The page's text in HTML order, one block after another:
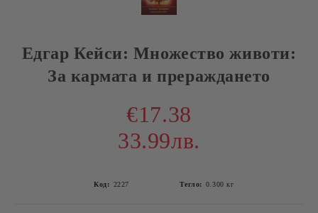
Едгар Кейси: Множество животи:
За кармата и прераждането
€17.38
33.99лв.
Код: 2227 Тегло: 0.300 кг